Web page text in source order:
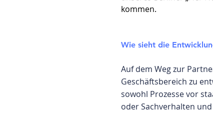
kommen.
Wie sieht die
Auf dem Weg zur
Geschäftsbereich zu
sowohl Prozesse vor
oder Sachverhalten